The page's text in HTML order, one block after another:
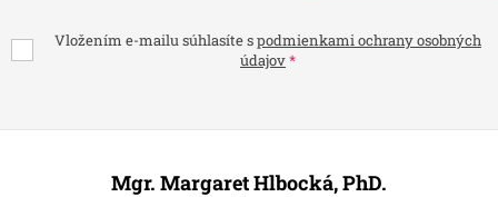
Vložením e-mailu súhlasíte spodmienkami ochrany osobných
údajov
Mgr. Margaret Hlbocká, PhD.